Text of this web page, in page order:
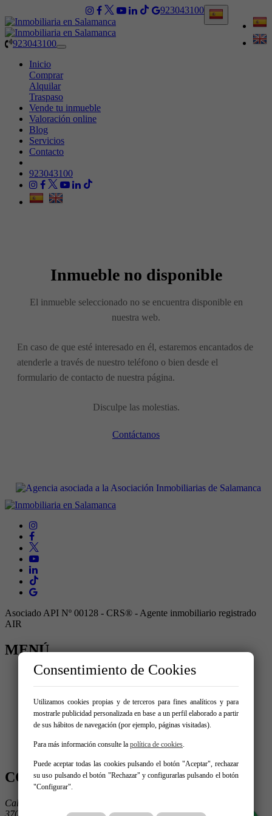
923043100
923043100
Toggle
Inicio
Comprar
Alquilar
Traspaso
Vende tu inmueble
Valoración online
Blog
Servicios
Contacto
923043100
Inmueble no disponible
El inmueble seleccionado no se encuentra disponible en
nuestra web.
En caso de que esté interesado en él, estaremos encantados de
atenderle a través de nuestro teléfono o bien desde el
formulario de contacto de nuestra página.
Disculpe las molestias.
Contáctanos
Asociado API Nº 00128 - CRS® - Agente inmobiliario registrado
AIR
MENÚ
Inicio
Comprar
Alquilar
Traspaso
Vende tu inmueble
Blog
Servicios
CONTÁCTANOS
Calle Condes de Crespo Rascón 2
Consentimiento de Cookies
Utilizamos cookies propias y de terceros para fines analíticos y para
mostrarle publicidad personalizada en base a un perfil elaborado a partir
de sus hábitos de navegación (por ejemplo, páginas visitadas).
Para más información consulte la política de cookies.
Puede aceptar todas las cookies pulsando el botón "Aceptar", rechazar
su uso pulsando el botón "Rechazar" y configurarlas pulsando el botón
"Configurar".